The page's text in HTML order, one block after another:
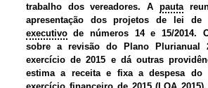
trabalho dos vereadores. A pauta
apresentação dos projetos de lei
executivode números 14 e 15/2014.
sobre a revisão do Plano Plurianual
exercício de 2015 e dá outras
estima a receita e fixa a despesa do